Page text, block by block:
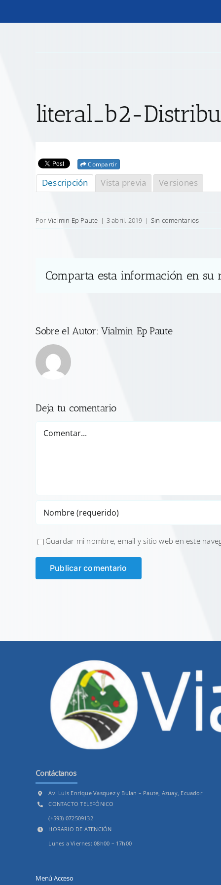
literal_b2-
Compartir
Descripción Vista previa Versiones
Por Vialmin Ep Paute | 3 abril, 2019 | Sin comentarios
Comparta esta información en su
Sobre el Autor:Vialmin Ep Paute
Deja tu comentario
Guardar mi nombre, email y sitio web en este
Contáctanos
Av. Luis Enrique Vasquez y Bulan – Paute, Azuay, Ecuador
CONTACTO TELEFÓNICO
(+593) 072509132
HORARIO DE ATENCIÓN
Lunes a Viernes: 08h00 – 17h00
Menú Acceso